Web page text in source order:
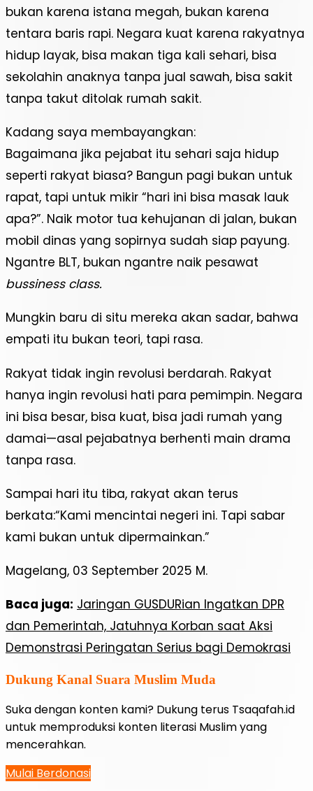
bukan karena istana megah, bukan karena
tentara baris rapi. Negara kuat karena rakyatnya
hidup layak, bisa makan tiga kali sehari, bisa
sekolahin anaknya tanpa jual sawah, bisa sakit
tanpa takut ditolak rumah sakit.
Kadang saya membayangkan:
Bagaimana jika pejabat itu sehari saja hidup
seperti rakyat biasa? Bangun pagi bukan untuk
rapat, tapi untuk mikir “hari ini bisa masak lauk
apa?”. Naik motor tua kehujanan di jalan, bukan
mobil dinas yang sopirnya sudah siap payung.
Ngantre BLT, bukan ngantre naik pesawat
bussiness class.
Mungkin baru di situ mereka akan sadar, bahwa
empati itu bukan teori, tapi rasa.
Rakyat tidak ingin revolusi berdarah. Rakyat
hanya ingin revolusi hati para pemimpin. Negara
ini bisa besar, bisa kuat, bisa jadi rumah yang
damai—asal pejabatnya berhenti main drama
tanpa rasa.
Sampai hari itu tiba, rakyat akan terus
berkata:“Kami mencintai negeri ini. Tapi sabar
kami bukan untuk dipermainkan.”
Magelang, 03 September 2025 M.
Baca juga: Jaringan GUSDURian Ingatkan DPR
dan Pemerintah, Jatuhnya Korban saat Aksi
Demonstrasi Peringatan Serius bagi Demokrasi
Dukung Kanal Suara Muslim Muda
Suka dengan konten kami? Dukung terus Tsaqafah.id
untuk memproduksi konten literasi Muslim yang
mencerahkan.
Mulai Berdonasi